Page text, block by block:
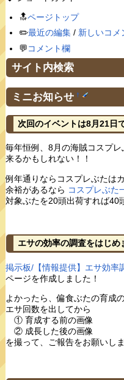
🔝ページトップ
✏️最近の編集/ 新しいコメ
💬コメント欄
サイト内検索
ミニお知らせ †
次回のイベントは8月21日
毎年恒例、8月の海賊コスプ
来るかもしれない！！
例年通りならコスプレぶたは
余裕があるなら コスプレぶた
対象ぶたを20頭出荷すれば40
エサの効率の調査をはじめ
掲示板/【情報提供】エサ効率
ページを作成しました！
よかったら、偏食ぶたの育成
エサ回数を出してから
① 育成する前の画像
② 成長した後の画像
を撮って、ご報告をお願いしま